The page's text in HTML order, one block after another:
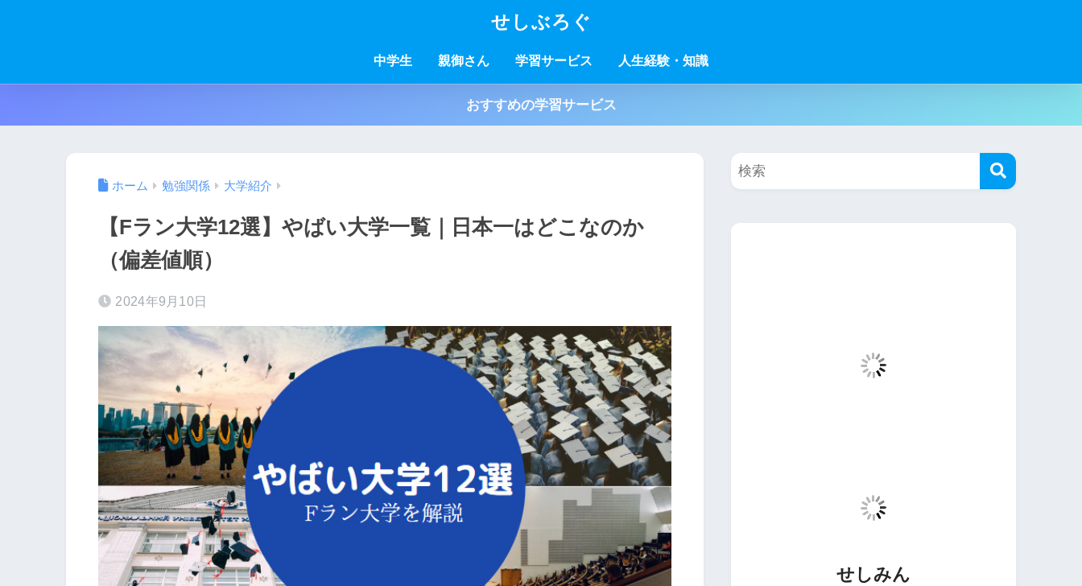
せしぶろぐ
中学生 親御さん 学習サービス 人生経験・知識
おすすめの学習サービス
ホーム 勉強関係 大学紹介
【Fラン大学12選】やばい大学一覧｜日本一はどこなのか
（偏差値順）
2024年9月10日
せしみん